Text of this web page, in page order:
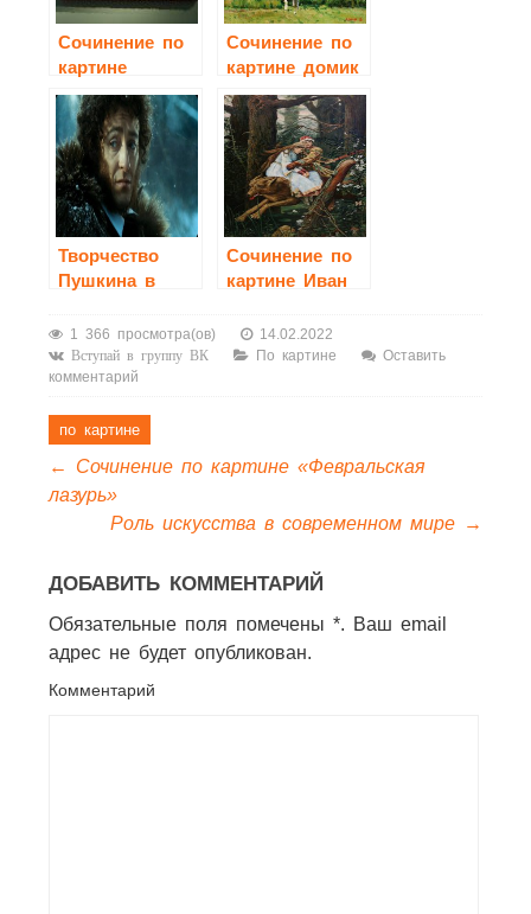
Сочинение по
картине
Кончаловского
«Сирень в
корзине»
Сочинение по
картине домик
с красной
крышей
Творчество
Пушкина в
Сочинение по
картине Иван
сером волке
1 366 просмотра(ов) 14.02.2022
Вступай в группу ВК По картине
Оставить
комментарий
по картине
←
Сочинение по картине «Февральская
лазурь»
Роль искусства в современном мире →
ДОБАВИТЬ КОММЕНТАРИЙ
Обязательные поля помечены *. Ваш email
адрес не будет опубликован.
Комментарий